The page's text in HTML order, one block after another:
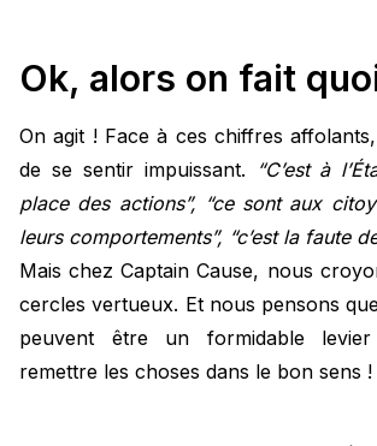
Ok, alors on fait
On agit ! Face à ces chiffres
de se sentir impuissant.
“C’est à
place des actions”, “ce sont aux
leurs comportements”, “c’est la faute
Mais chez Captain Cause, nous
cercles vertueux. Et nous pensons
peuvent être un formidable levier
remettre les choses dans le bon sens !